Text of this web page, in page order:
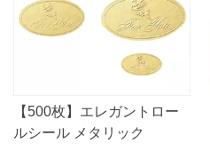
【500枚】エレガントロー
ルシール メタリック